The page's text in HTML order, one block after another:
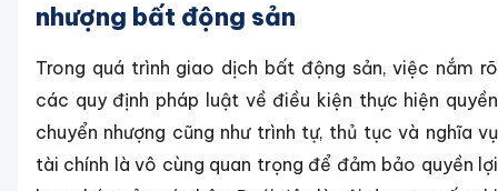
nhượng bất động sản
Trong quá trình giao dịch bất động sản, việc nắm rõ
các quy định pháp luật về điều kiện thực hiện quyền
chuyển nhượng cũng như trình tự, thủ tục và nghĩa vụ
tài chính là vô cùng quan trọng để đảm bảo quyền lợi